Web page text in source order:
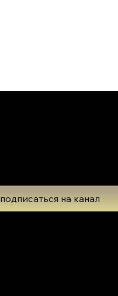
подписаться на канал